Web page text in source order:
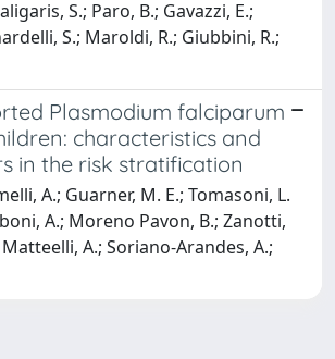
S.; Paro, B.; Gavazzi, E.;
S.; Maroldi, R.; Giubbini, R.;
Plasmodium falciparum
characteristics and
in the risk stratification
A.; Guarner, M. E.; Tomasoni, L.
A.; Moreno Pavon, B.; Zanotti,
Matteelli, A.; Soriano-Arandes, A.;